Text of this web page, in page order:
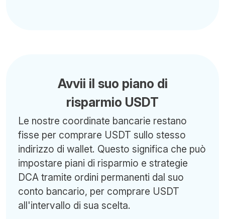
Avvii il suo piano di
risparmio USDT
Le nostre coordinate bancarie restano
fisse per comprare USDT sullo stesso
indirizzo di wallet. Questo significa che può
impostare piani di risparmio e strategie
DCA tramite ordini permanenti dal suo
conto bancario, per comprare USDT
all'intervallo di sua scelta.